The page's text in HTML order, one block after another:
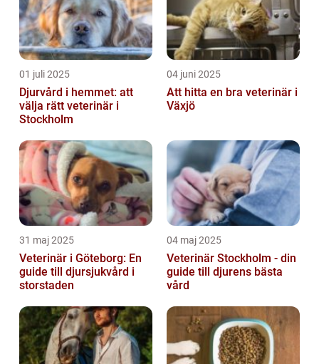
01 juli 2025
Djurvård i hemmet: att
välja rätt veterinär i
Stockholm
04 juni 2025
Att hitta en bra veterinär i
Växjö
31 maj 2025
Veterinär i Göteborg: En
guide till djursjukvård i
storstaden
04 maj 2025
Veterinär Stockholm - din
guide till djurens bästa
vård